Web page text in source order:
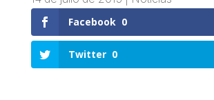
Facebook 0
Twitter 0